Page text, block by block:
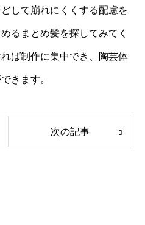
して崩れにくくする配慮を
るまとめ髪を探してみてく
ば制作に集中でき、陶芸体
きます。
次の記事